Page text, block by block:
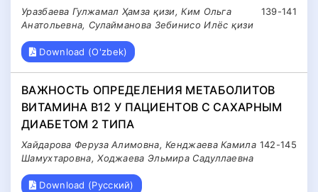
139-141
Уразбаева Гулжамал Ҳамза қизи, Ким Ольга
Анатольевна, Сулайманова Зебинисо Илёс қизи
Download (O'zbek)
ВАЖНОСТЬ ОПРЕДЕЛЕНИЯ МЕТАБОЛИТОВ
ВИТАМИНА В12 У ПАЦИЕНТОВ С САХАРНЫМ
ДИАБЕТОМ 2 ТИПА
142-145
Хайдарова Феруза Алимовна, Кенджаева Камила
Шамухтаровна, Ходжаева Эльмира Садуллаевна
Download (Русский)